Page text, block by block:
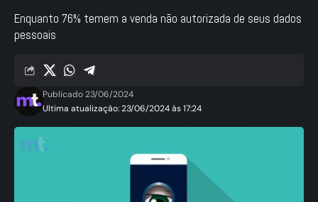
Enquanto 76% temem a venda não autorizada de seus dados
pessoais
Ultima atualização: 23/06/2024 às 17:24
Publicado 23/06/2024